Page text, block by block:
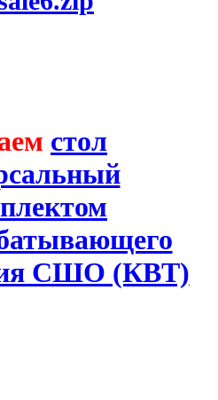
стол
СШО (КВТ)